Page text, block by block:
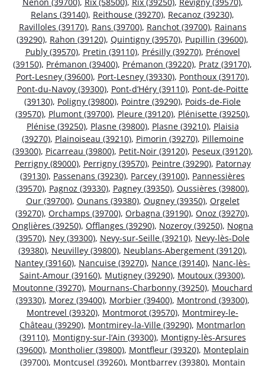
Relans (39140), Reithouse (39270), Recanoz (39230),
Ravilloles (39170), Rans (39700), Ranchot (39700), Rainans
(39290), Rahon (39120), Quintigny (39570), Pupillin (39600),
Publy (39570), Pretin (39110), Présilly (39270), Prénovel
(39150), Prémanon (39400), Prémanon (39220), Pratz (39170),
Port-Lesney (39600), Port-Lesney (39330), Ponthoux (39170),
Pont-du-Navoy (39300), Pont-d’Héry (39110), Pont-de-Poitte
(39130), Poligny (39800), Pointre (39290), Poids-de-Fiole
(39570), Plumont (39700), Pleure (39120), Plénisette (39250),
Plénise (39250), Plasne (39800), Plasne (39210), Plaisia
(39270), Plainoiseau (39210), Pimorin (39270), Pillemoine
(39300), Picarreau (39800), Petit-Noir (39120), Peseux (39120),
Perrigny (89000), Perrigny (39570), Peintre (39290), Patornay
(39130), Passenans (39230), Parcey (39100), Pannessières
(39570), Pagnoz (39330), Pagney (39350), Oussières (39800),
Our (39700), Ounans (39380), Ougney (39350), Orgelet
(39270), Orchamps (39700), Orbagna (39190), Onoz (39270),
Onglières (39250), Offlanges (39290), Nozeroy (39250), Nogna
(39570), Ney (39300), Nevy-sur-Seille (39210), Nevy-lès-Dole
(39380), Neuvilley (39800), Neublans-Abergement (39120),
Nantey (39160), Nancuise (39270), Nance (39140), Nanc-lès-
Saint-Amour (39160), Mutigney (39290), Moutoux (39300),
Moutonne (39270), Mournans-Charbonny (39250), Mouchard
(39330), Morez (39400), Morbier (39400), Montrond (39300),
Montrevel (39320), Montmorot (39570), Montmirey-le-
Château (39290), Montmirey-la-Ville (39290), Montmarlon
(39110), Montigny-sur-l’Ain (39300), Montigny-lès-Arsures
(39600), Montholier (39800), Montfleur (39320), Monteplain
(39700), Montcusel (39260), Montbarrey (39380), Montain